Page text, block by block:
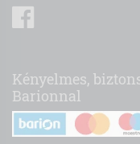
Kényelmes,
Barionnal